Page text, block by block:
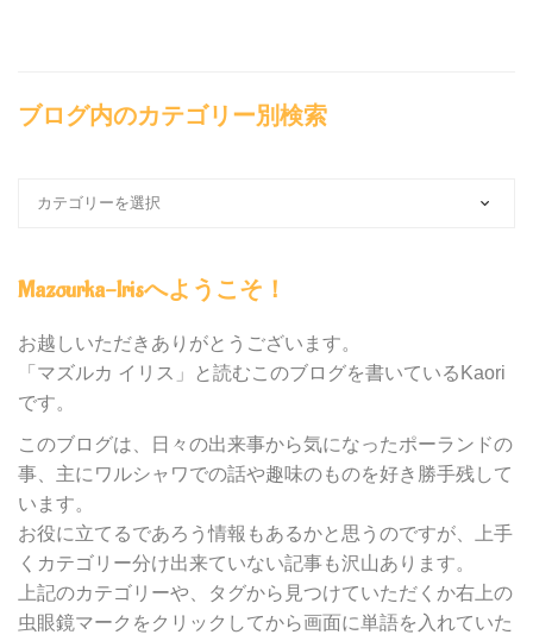
ブログ内のカテゴリー別検索
の
テ
ゴ
ー
別
検
索
Mazourka-Irisへようこそ！
お越しいただきありがとうございます。
「マズルカ イリス」と読むこのブログを書いているKaori
です。
このブログは、日々の出来事から気になったポーランドの
事、主にワルシャワでの話や趣味のものを好き勝手残して
います。
お役に立てるであろう情報もあるかと思うのですが、上手
くカテゴリー分け出来ていない記事も沢山あります。
上記のカテゴリーや、タグから見つけていただくか右上の
虫眼鏡マークをクリックしてから画面に単語を入れていた